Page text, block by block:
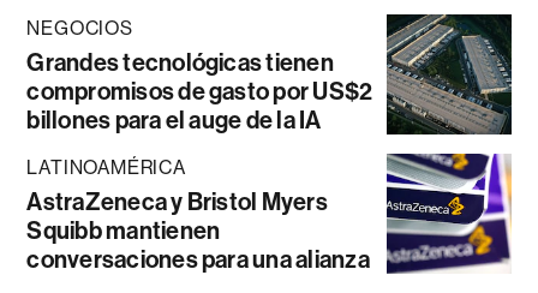
NEGOCIOS
Grandes tecnológicas tienen
compromisos de gasto por US$2
billones para el auge de la IA
LATINOAMÉRICA
AstraZeneca y Bristol Myers
Squibb mantienen
conversaciones para una alianza